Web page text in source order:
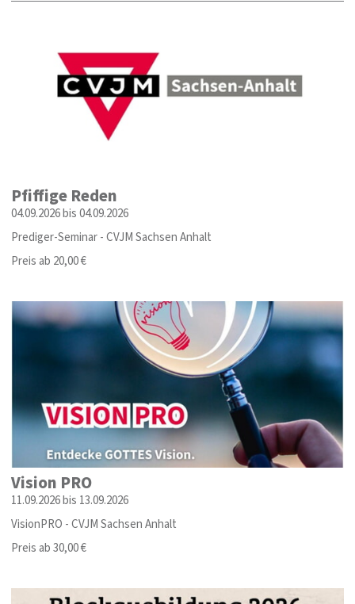
Pfiffige Reden
04.09.2026 bis 04.09.2026
Prediger-Seminar - CVJM Sachsen Anhalt
Preis ab 20,00 €
Vision PRO
11.09.2026 bis 13.09.2026
VisionPRO - CVJM Sachsen Anhalt
Preis ab 30,00 €